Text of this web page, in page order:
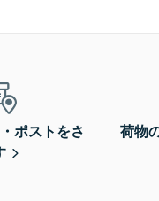
ポストをさ
荷物